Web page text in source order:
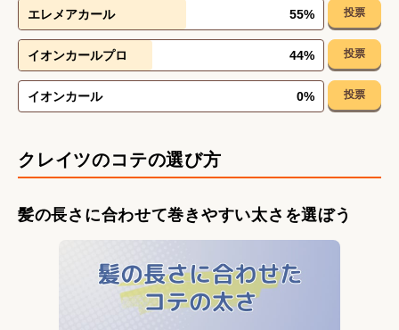
エレメアカール 55% 投票
イオンカールプロ 44% 投票
イオンカール 0% 投票
クレイツのコテの選び方
髪の長さに合わせて巻きやすい太さを選ぼう